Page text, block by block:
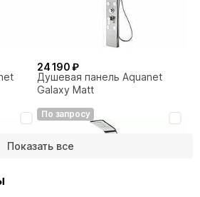
24 190 ₽
Душевая панель Aquanet
Galaxy Matt
По запросу
Показать все